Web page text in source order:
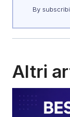
By
Altri